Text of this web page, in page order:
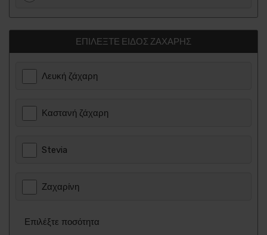
ΕΠΙΛΈΞΤΕ ΕΊΔΟΣ ΖΆΧΑΡΗΣ
Λευκή ζάχαρη
Καστανή ζάχαρη
Stevia
Ζαχαρίνη
Επιλέξτε ποσότητα